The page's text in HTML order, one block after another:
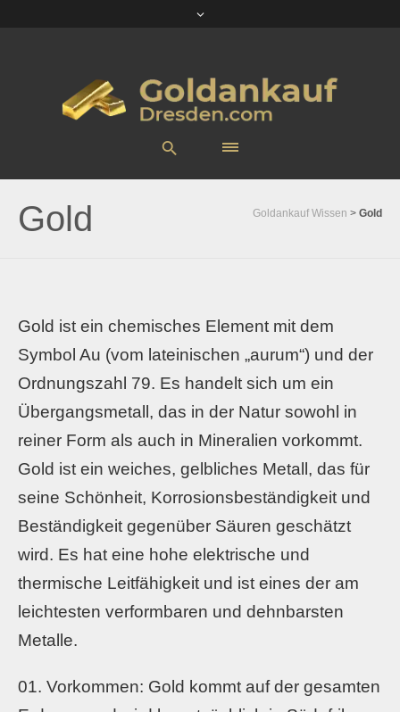
Gold Goldankauf Wissen > Gold
Gold ist ein chemisches Element mit dem
Symbol Au (vom lateinischen „aurum“) und der
Ordnungszahl 79. Es handelt sich um ein
Übergangsmetall, das in der Natur sowohl in
reiner Form als auch in Mineralien vorkommt.
Gold ist ein weiches, gelbliches Metall, das für
seine Schönheit, Korrosionsbeständigkeit und
Beständigkeit gegenüber Säuren geschätzt
wird. Es hat eine hohe elektrische und
thermische Leitfähigkeit und ist eines der am
leichtesten verformbaren und dehnbarsten
Metalle.
Vorkommen: Gold kommt auf der gesamten